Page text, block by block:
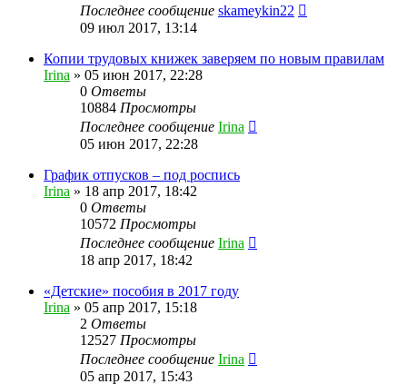
Последнее сообщение skameykin22
09 июл 2017, 13:14
Копии трудовых книжек заверяем по новым правилам
Irina » 05 июн 2017, 22:28
0 Ответы
10884 Просмотры
Последнее сообщение Irina
05 июн 2017, 22:28
График отпусков – под роспись
Irina » 18 апр 2017, 18:42
0 Ответы
10572 Просмотры
Последнее сообщение Irina
18 апр 2017, 18:42
«Детские» пособия в 2017 году
Irina » 05 апр 2017, 15:18
2 Ответы
12527 Просмотры
Последнее сообщение Irina
05 апр 2017, 15:43